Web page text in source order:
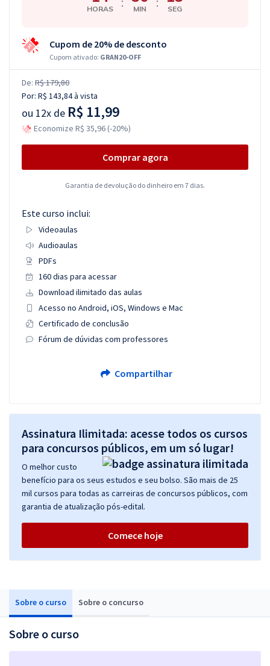
Sobre o curso Sobre o concurso
Sobre o curso
HORAS MIN SEG
Cupom de 20% de desconto
Cupom ativado: GRAN20-OFF
De: R$ 179,80
Por: R$ 143,84à vista
ou 12x de R$ 11,99
Economize R$ 35,96 (-20%)
Comprar agora
Garantia de devolução do dinheiro em 7 dias.
Este curso inclui:
Videoaulas
Audioaulas
PDFs
160 dias para acessar
Download ilimitado das aulas
Acesso no Android, iOS, Windows e Mac
Certificado de conclusão
Fórum de dúvidas com professores
Compartilhar
Assinatura Ilimitada: acesse todos os cursos
para concursos públicos, em um só lugar!
O melhor custo
benefício para os seus estudos e seu bolso. São mais de 25
mil cursos para todas as carreiras de concursos públicos, com
garantia de atualização pós-edital.
Comece hoje